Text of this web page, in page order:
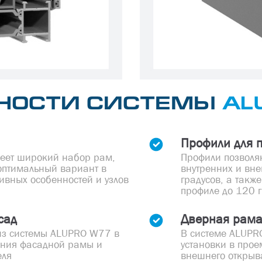
СИСТЕМЫ
широкий набор рам,
вариант в
особенностей и узлов
Профили для
Профили
внутренних и
градусов, а
профиле до 120
системы ALUPRO W77 в
фасадной рамы и
Дверная рама
В системе
установки в
внешнего